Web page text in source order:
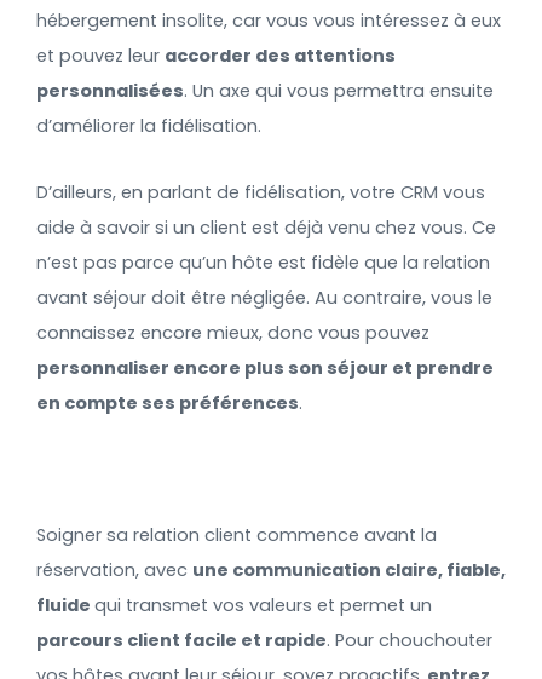
hébergement insolite, car vous vous intéressez à eux
et pouvez leur accorder des attentions
personnalisées. Un axe qui vous permettra ensuite
d’améliorer la fidélisation.
D’ailleurs, en parlant de fidélisation, votre CRM vous
aide à savoir si un client est déjà venu chez vous. Ce
n’est pas parce qu’un hôte est fidèle que la relation
avant séjour doit être négligée. Au contraire, vous le
connaissez encore mieux, donc vous pouvez
personnaliser encore plus son séjour et prendre
en compte ses préférences.
Soigner sa relation client commence avant la
réservation, avec une communication claire, fiable,
fluide qui transmet vos valeurs et permet un
parcours client facile et rapide. Pour chouchouter